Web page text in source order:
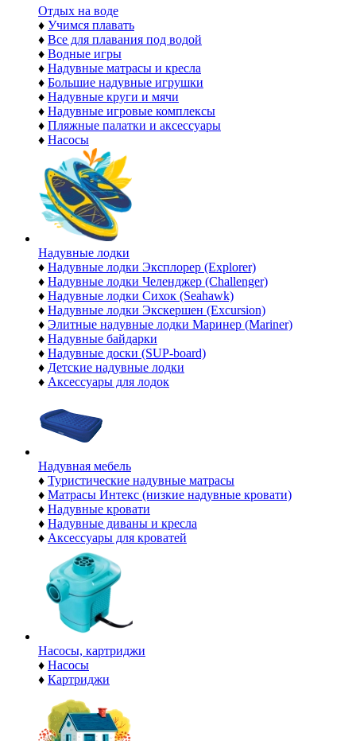
Отдых на воде
♦ Учимся плавать
♦ Все для плавания под водой
♦ Водные игры
♦ Надувные матрасы и кресла
♦ Большие надувные игрушки
♦ Надувные круги и мячи
♦ Надувные игровые комплексы
♦ Пляжные палатки и аксессуары
♦ Насосы
Надувные лодки
♦ Надувные лодки Эксплорер (Explorer)
♦ Надувные лодки Челенджер (Challenger)
♦ Надувные лодки Сихок (Seahawk)
♦ Надувные лодки Экскершен (Excursion)
♦ Элитные надувные лодки Маринер (Mariner)
♦ Надувные байдарки
♦ Надувные доски (SUP-board)
♦ Детские надувные лодки
♦ Аксессуары для лодок
Надувная мебель
♦ Туристические надувные матрасы
♦ Матрасы Интекс (низкие надувные кровати)
♦ Надувные кровати
♦ Надувные диваны и кресла
♦ Аксессуары для кроватей
Насосы, картриджи
♦ Насосы
♦ Картриджи